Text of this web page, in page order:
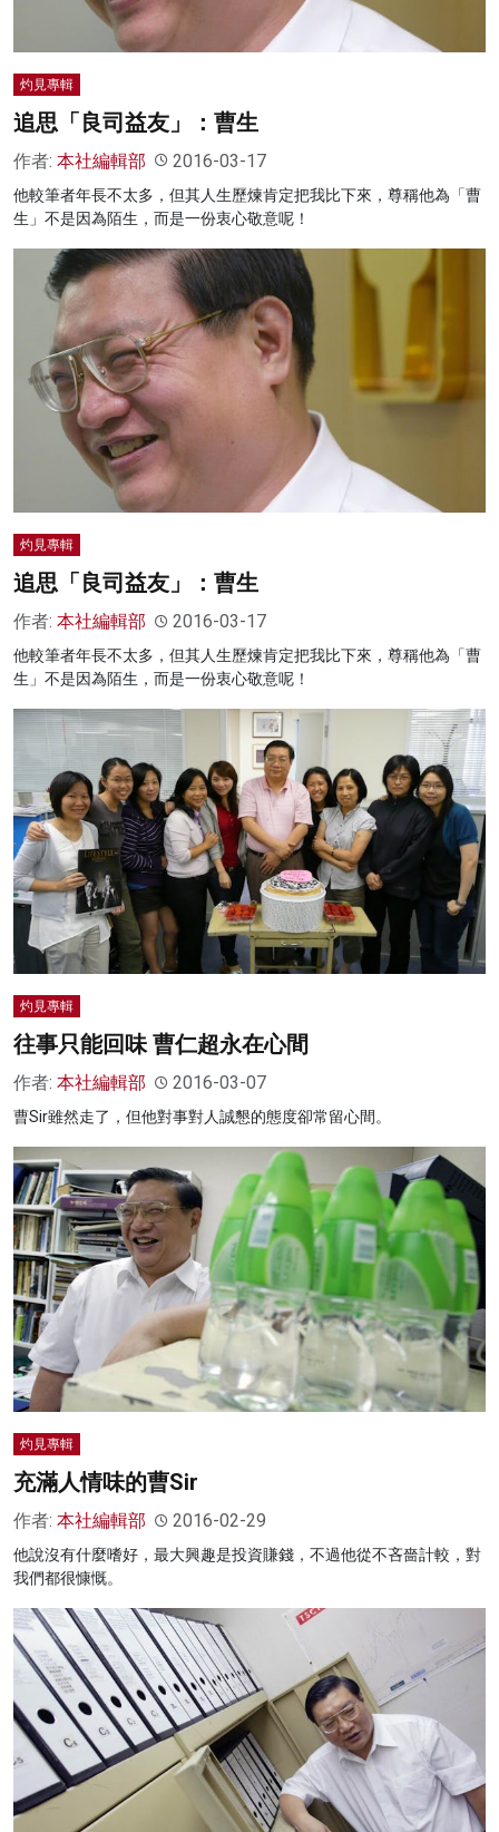
灼見專輯
追思「良司益友」：曹生
作者: 本社編輯部 2016-03-17
他較筆者年長不太多，但其人生歷煉肯定把我比下來，尊稱他為「曹
生」不是因為陌生，而是一份衷心敬意呢！
灼見專輯
追思「良司益友」：曹生
作者: 本社編輯部 2016-03-17
他較筆者年長不太多，但其人生歷煉肯定把我比下來，尊稱他為「曹
生」不是因為陌生，而是一份衷心敬意呢！
灼見專輯
往事只能回味 曹仁超永在心間
作者: 本社編輯部 2016-03-07
曹Sir雖然走了，但他對事對人誠懇的態度卻常留心間。
灼見專輯
充滿人情味的曹Sir
作者: 本社編輯部 2016-02-29
他說沒有什麼嗜好，最大興趣是投資賺錢，不過他從不吝嗇計較，對
我們都很慷慨。